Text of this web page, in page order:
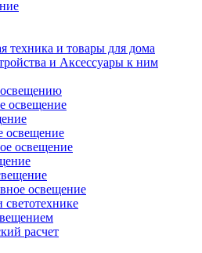
техника и товары для дома
и Аксессуары к ним
освещение
освещение
освещение
освещение
расчет